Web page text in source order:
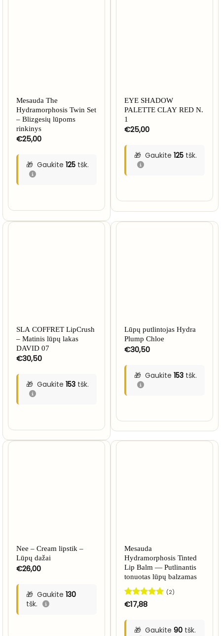
Mesauda The
Hydramorphosis Twin Set
– Blizgesių lūpoms
rinkinys
€25,00
Gaukite 125tšk.
EYE SHADOW
PALETTE CLAY RED N.
1
€25,00
Gaukite 125tšk.
SLA COFFRET LipCrush
– Matinis lūpų lakas
DAVID 07
€30,50
Gaukite 153tšk.
Lūpų putlintojas Hydra
Plump Chloe
€30,50
Gaukite 153tšk.
Nee – Cream lipstik –
Lūpų dažai
€26,00
Gaukite 130
tšk.
Mesauda
Hydramorphosis Tinted
Lip Balm — Putlinantis
tonuotas lūpų balzamas
Įvertinimas:
(2)
€17,88
Gaukite 90tšk.